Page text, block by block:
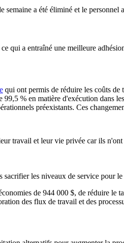
a été éliminé et le
qui a entraîné une meilleure
qui ont permis de réduire les coûts
% en matière d'exécution dans
préexistants. Ces
travail et leur vie privée car ils
sacrifier les niveaux de service pour
de 944 000 $, de réduire le
des flux de travail et des